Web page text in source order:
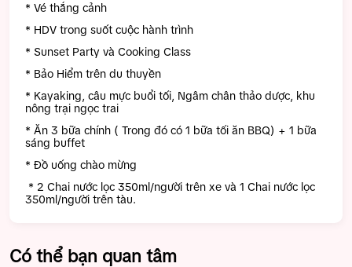
* Vé thắng cảnh
* HDV trong suốt cuộc hành trình
* Sunset Party và Cooking Class
* Bảo Hiểm trên du thuyền
* Kayaking, câu mực buổi tối, Ngâm chân thảo dược, khu
nông trại ngọc trai
* Ăn 3 bữa chính ( Trong đó có 1 bữa tối ăn BBQ) + 1 bữa
sáng buffet
* Đồ uống chào mừng
* 2 Chai nước lọc 350ml/người trên xe và 1 Chai nước lọc
350ml/người trên tàu.
Có thể bạn quan tâm